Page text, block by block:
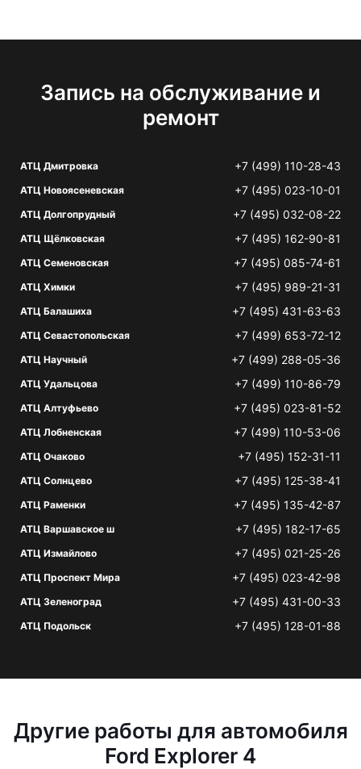
Запись на обслуживание и
ремонт
АТЦ Дмитровка +7 (499) 110-28-43
АТЦ Новоясеневская +7 (495) 023-10-01
АТЦ Долгопрудный +7 (495) 032-08-22
АТЦ Щёлковская +7 (495) 162-90-81
АТЦ Семеновская +7 (495) 085-74-61
АТЦ Химки +7 (495) 989-21-31
АТЦ Балашиха +7 (495) 431-63-63
АТЦ Севастопольская +7 (499) 653-72-12
АТЦ Научный +7 (499) 288-05-36
АТЦ Удальцова +7 (499) 110-86-79
АТЦ Алтуфьево +7 (495) 023-81-52
АТЦ Лобненская +7 (499) 110-53-06
АТЦ Очаково +7 (495) 152-31-11
АТЦ Солнцево +7 (495) 125-38-41
АТЦ Раменки +7 (495) 135-42-87
АТЦ Варшавское ш +7 (495) 182-17-65
АТЦ Измайлово +7 (495) 021-25-26
АТЦ Проспект Мира +7 (495) 023-42-98
АТЦ Зеленоград +7 (495) 431-00-33
АТЦ Подольск +7 (495) 128-01-88
Другие работы для автомобиля
Ford Explorer 4